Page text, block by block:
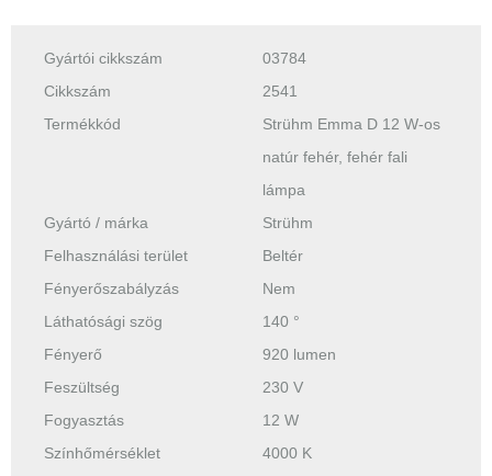
Gyártói cikkszám
03784
Cikkszám
2541
Termékkód
Strühm Emma D 12 W-os
natúr fehér, fehér fali
lámpa
Gyártó / márka
Strühm
Felhasználási terület
Beltér
Fényerőszabályzás
Nem
Láthatósági szög
140 °
Fényerő
920 lumen
Feszültség
230 V
Fogyasztás
12 W
Színhőmérséklet
4000 K